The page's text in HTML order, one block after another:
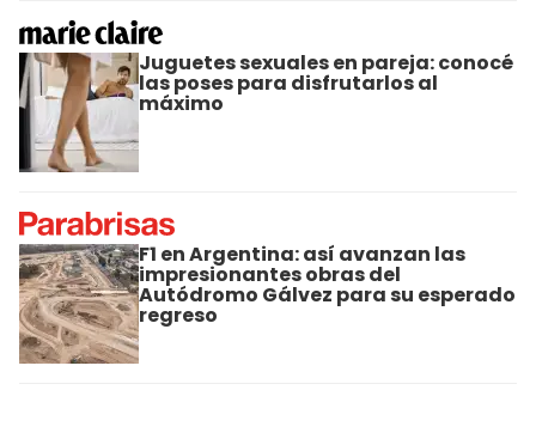
Juguetes sexuales en pareja: conocé
las poses para disfrutarlos al
máximo
F1 en Argentina: así avanzan las
impresionantes obras del
Autódromo Gálvez para su esperado
regreso